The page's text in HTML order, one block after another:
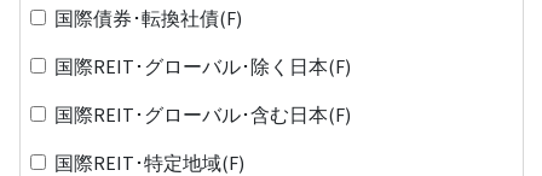
国際債券･転換社債(F)
国際REIT･グローバル･除く日本(F)
国際REIT･グローバル･含む日本(F)
国際REIT･特定地域(F)